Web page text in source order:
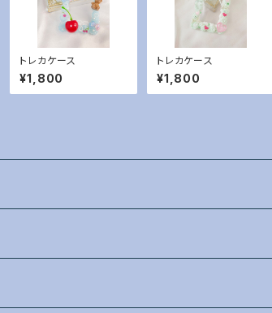
トレカケース
¥1,800
トレカケース
¥1,800